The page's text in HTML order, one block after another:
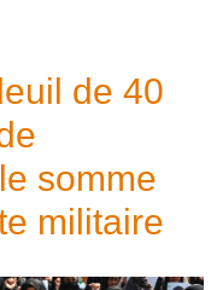
de 40
somme
militaire